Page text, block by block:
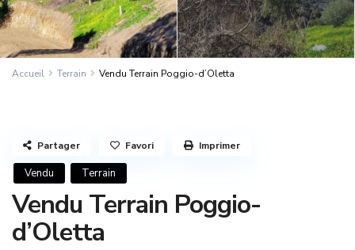
Accueil Terrain Vendu Terrain Poggio-d’Oletta
Vendu Terrain
Vendu Terrain Poggio-
d’Oletta
Partager Favori Imprimer